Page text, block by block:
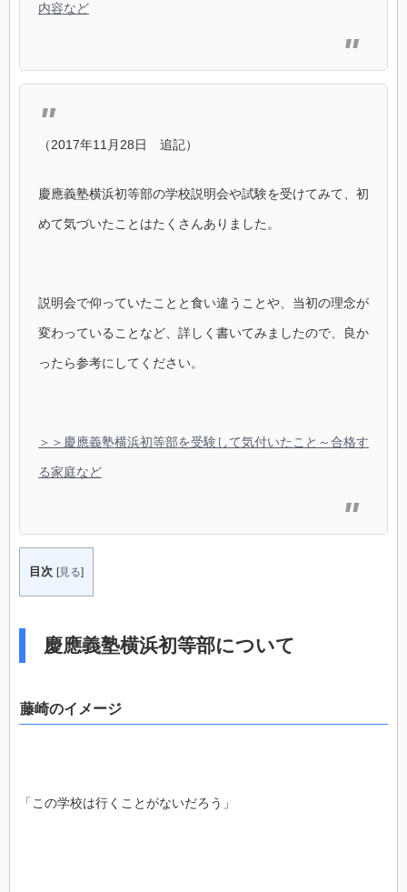
内容など
（2017年11月28日 追記）
慶應義塾横浜初等部の学校説明会や試験を受けてみて、初
めて気づいたことはたくさんありました。
説明会で仰っていたことと食い違うことや、当初の理念が
変わっていることなど、詳しく書いてみましたので、良か
ったら参考にしてください。
＞＞慶應義塾横浜初等部を受験して気付いたこと～合格す
る家庭など
目次 [見る]
慶應義塾横浜初等部について
藤崎のイメージ
「この学校は行くことがないだろう」